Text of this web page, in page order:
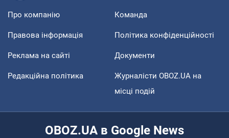
Про компанію Команда
Правова інформація Політика конфіденційності
Реклама на сайті Документи
Редакційна політика
Журналісти OBOZ.UA на
місці подій
OBOZ.UA в Google News